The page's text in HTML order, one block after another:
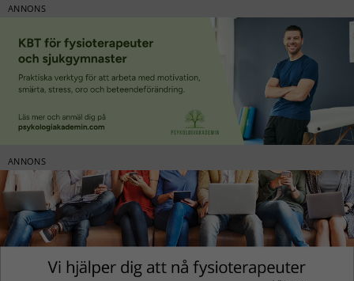
ANNONS
ANNONS